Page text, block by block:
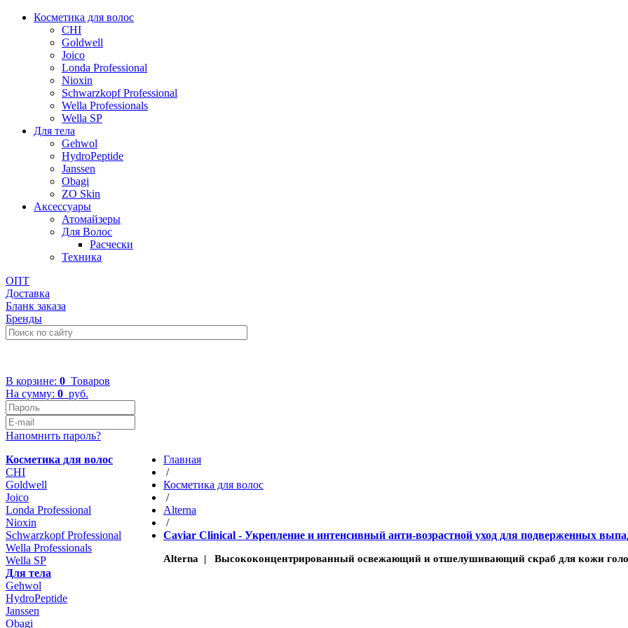
Косметика для волос
CHI
Goldwell
Joico
Londa Professional
Nioxin
Schwarzkopf Professional
Wella Professionals
Wella SP
Для тела
Gehwol
HydroPeptide
Janssen
Obagi
ZO Skin
Aксессуары
Атомайзеры
Для Волос
Расчески
Техника
ОПТ
Доставка
Бланк заказа
Бренды
В корзине: 0 Товаров
На сумму: 0 руб.
Напомнить пароль?
Косметика для волос
CHI
Goldwell
Joico
Londa Professional
Nioxin
Schwarzkopf Professional
Wella Professionals
Wella SP
Для тела
Gehwol
HydroPeptide
Janssen
Obagi
Главная
/
Косметика для волос
/
Altеrna
/
Caviar Clinical - Укрепление и интенсивный анти-возрастной уход для подверженных
Alterna | Высококонцентрированный освежающий и отшелушивающий скраб для кожи